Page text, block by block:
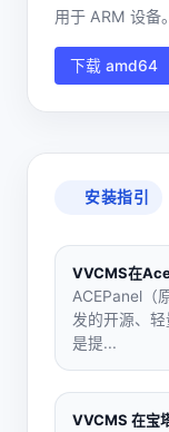
用于 ARM 设备。
下载 amd64
安装指引
VVCMS在
ACEPanel（
发的开源、
是提...
VVCMS 在宝